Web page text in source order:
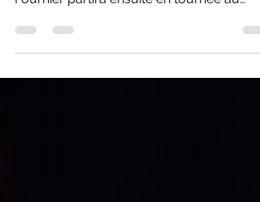
novembre 2021, «Foreman» de Charles
Fournier partira ensuite en tournée au